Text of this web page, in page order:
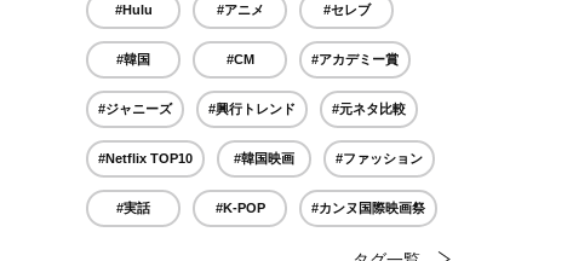
#Hulu #アニメ #セレブ
#韓国 #CM #アカデミー賞
#ジャニーズ #興行トレンド #元ネタ比較
#Netflix TOP10 #韓国映画 #ファッション
#実話 #K-POP #カンヌ国際映画祭